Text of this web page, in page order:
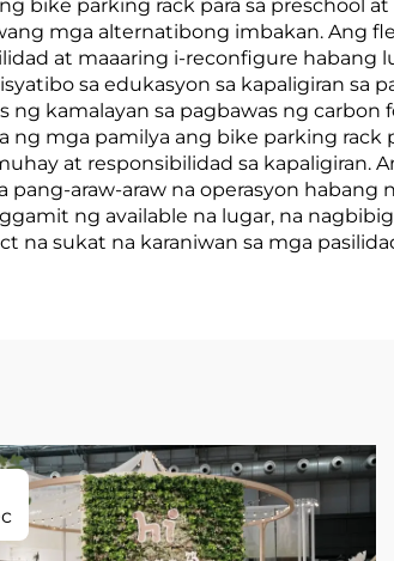
bike parking rack para sa preschool
mga alternatibong imbakan. Ang
at maaaring i-reconfigure habang
sa edukasyon sa kapaligiran
ng kamalayan sa pagbawas ng
ng mga pamilya ang bike parking rack
at responsibilidad sa kapaligiran.
pang-araw-araw na operasyon
ng available na lugar, na
na sukat na karaniwan sa mga